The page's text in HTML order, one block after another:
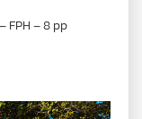
FPH – 8 pp